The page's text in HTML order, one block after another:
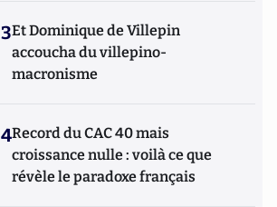
3Et Dominique de Villepin
accoucha du villepino-
macronisme
4Record du CAC 40 mais
croissance nulle : voilà ce que
révèle le paradoxe français